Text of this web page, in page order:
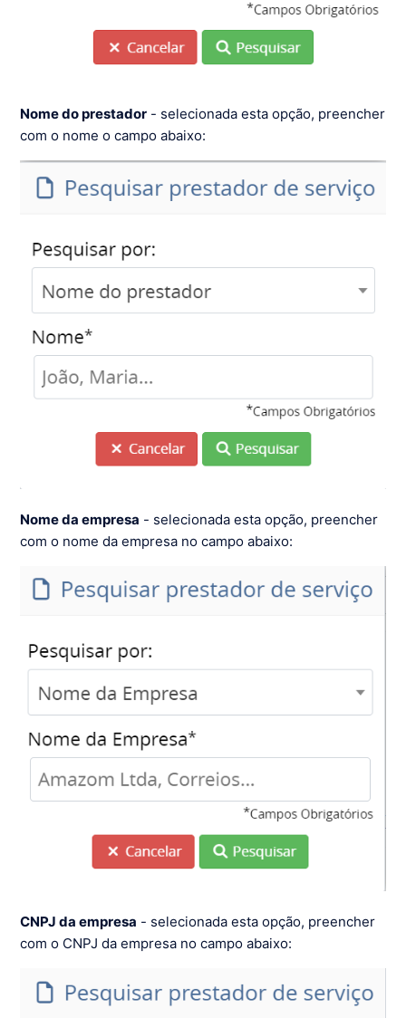
Nome do prestador - selecionada esta opção, preencher
com o nome o campo abaixo:
Nome da empresa - selecionada esta opção, preencher
com o nome da empresa no campo abaixo:
CNPJ da empresa - selecionada esta opção, preencher
com o CNPJ da empresa no campo abaixo: